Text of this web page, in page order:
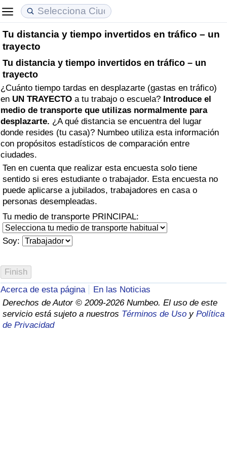
Tu distancia y tiempo invertidos en tráfico – un
trayecto
Tu distancia y tiempo invertidos en tráfico – un
trayecto
¿Cuánto tiempo tardas en desplazarte (gastas en tráfico)
en UN TRAYECTO a tu trabajo o escuela? Introduce el
medio de transporte que utilizas normalmente para
desplazarte. ¿A qué distancia se encuentra del lugar
donde resides (tu casa)? Numbeo utiliza esta información
con propósitos estadísticos de comparación entre
ciudades.
Ten en cuenta que realizar esta encuesta solo tiene
sentido si eres estudiante o trabajador. Esta encuesta no
puede aplicarse a jubilados, trabajadores en casa o
personas desempleadas.
Tu medio de transporte PRINCIPAL:
Soy:
Acerca de esta página
En las Noticias
Derechos de Autor © 2009-2026 Numbeo. El uso de este
servicio está sujeto a nuestros Términos de Uso y Política
de Privacidad
Coste de vida
Índice de Costo de Vida (Actual)
Índice de Costo de Vida
Índice de costo de vida por país
en aqaba
Precios de las propiedades
Índice de Precios de Inmuebles (Actual)
Índice de Precios de Inmuebles
Índice de Precios de Inmuebles por País
Calidad de Vida
Índice de Calidad de Vida
Índice de Calidad de Vida (Actual)
Índice de calidad de vida por país
Delincuencia
Calificación del Índice de Criminalidad
(Actual)
Índice de Criminalidad
Índice de criminalidad por país
Índice de Sanidad (Actual)
Índice de Sanidad